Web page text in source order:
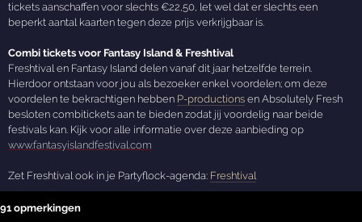
tickets aanschaffen voor slechts €22,50, let wel dat er slechts een
beperkt aantal kaarten tegen deze prijs verkrijgbaar is.
Combi tickets voor Fantasy Island & Freshtival
Freshtival en Fantasy Island delen vanaf dit jaar hetzelfde terrein.
Hierdoor ontstaan voor jou als bezoeker enkel voordelen; om deze
voordelen te bekrachtigen hebben P-productions en Absolutely Fresh
besloten combitickets aan te bieden zodat jij voordelig naar beide
festivals kan. Kijk voor alle informatie over deze aanbieding op
www.fantasyislandfestival.com
Zet Freshtival ook in je Partyflock-agenda: Freshtival
91 opmerkingen